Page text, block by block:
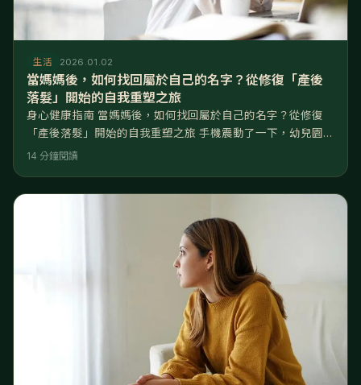
生活 2026.01.02
當媽媽後，如何找回屬於自己的名字？從修復「產後
落髮」開始的自我重塑之旅
身心健康指南 當媽媽後，如何找回屬於自己的名字？從修復
「產後落髮」開始的自我重塑之旅 手機震動了一下，幼兒園群
組跳出通知：「@陳小寶的媽媽，請記得明天要帶水壺。」妳
而是從「微型出走」與「找回身體掌控權」開始。當媽媽後感
14 分鐘閱讀